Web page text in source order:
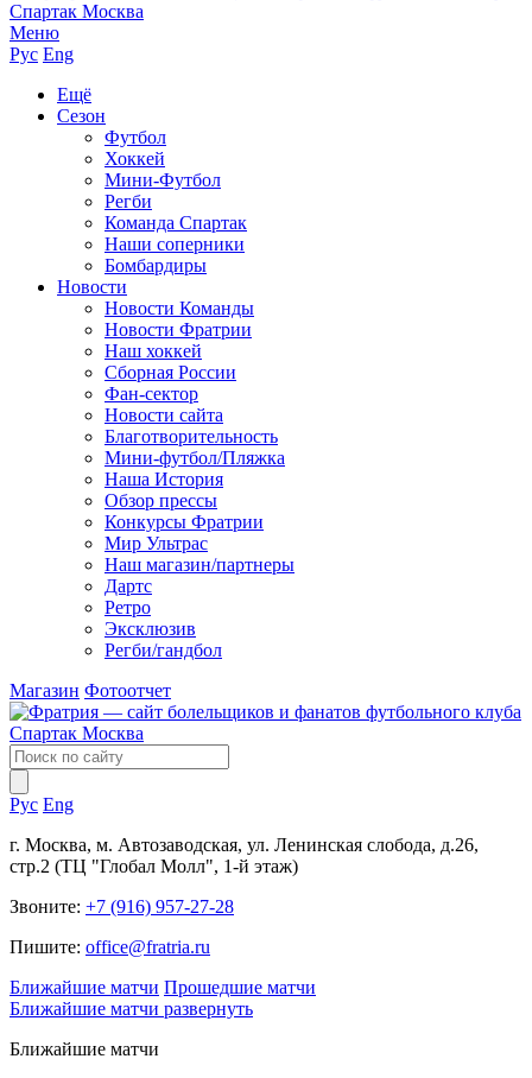
Меню
Рус Eng
Ещё
Сезон
Футбол
Хоккей
Мини-Футбол
Регби
Команда Спартак
Наши соперники
Бомбардиры
Новости
Новости Команды
Новости Фратрии
Наш хоккей
Сборная России
Фан-cектор
Новости сайта
Благотворительность
Мини-футбол/Пляжка
Наша История
Обзор прессы
Конкурсы Фратрии
Мир Ультрас
Наш магазин/партнеры
Дартс
Ретро
Эксклюзив
Регби/гандбол
Магазин Фотоотчет
Рус Eng
г. Москва, м. Автозаводская, ул. Ленинская слобода, д.26,
стр.2 (ТЦ "Глобал Молл", 1-й этаж)
Звоните: +7 (916) 957-27-28
Пишите: office@fratria.ru
Ближайшие матчи Прошедшие матчи
Ближайшие матчи развернуть
Ближайшие матчи